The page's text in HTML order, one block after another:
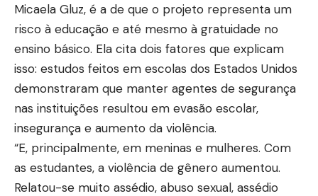
Micaela Gluz, é a de que o projeto representa um
risco à educação e até mesmo à gratuidade no
ensino básico. Ela cita dois fatores que explicam
isso: estudos feitos em escolas dos Estados Unidos
demonstraram que manter agentes de segurança
nas instituições resultou em evasão escolar,
insegurança e aumento da violência.
“E, principalmente, em meninas e mulheres. Com
as estudantes, a violência de gênero aumentou.
Relatou-se muito assédio, abuso sexual, assédio